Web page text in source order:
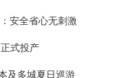
安全省心无刺激
式投产
及多城夏日巡游